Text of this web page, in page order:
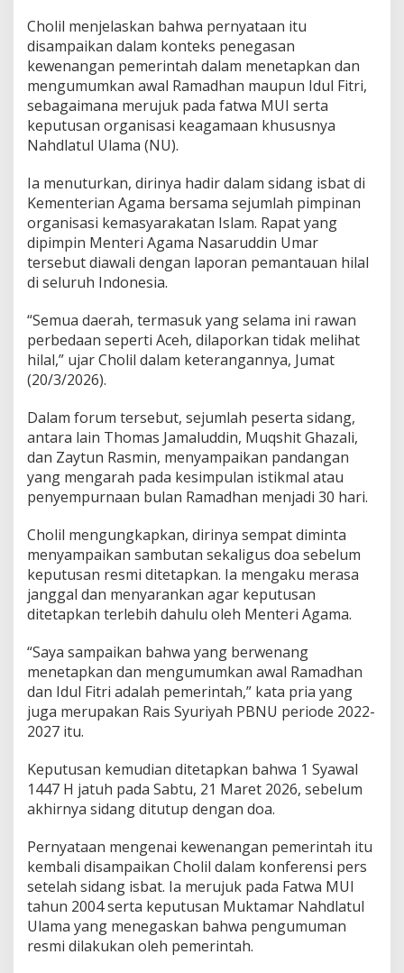
m
M
U
I
M
t
a
a
d
a
n
i
K
l
f
i
k
a
s
i
Cholil menjelaskan bahwa pernyataan itu
disampaikan dalam konteks penegasan
kewenangan pemerintah dalam menetapkan dan
mengumumkan awal Ramadhan maupun Idul Fitri,
sebagaimana merujuk pada fatwa MUI serta
keputusan organisasi keagamaan khususnya
Nahdlatul Ulama (NU).
Ia menuturkan, dirinya hadir dalam sidang isbat di
Kementerian Agama bersama sejumlah pimpinan
organisasi kemasyarakatan Islam. Rapat yang
dipimpin Menteri Agama Nasaruddin Umar
tersebut diawali dengan laporan pemantauan hilal
di seluruh Indonesia.
“Semua daerah, termasuk yang selama ini rawan
perbedaan seperti Aceh, dilaporkan tidak melihat
hilal,” ujar Cholil dalam keterangannya, Jumat
(20/3/2026).
Dalam forum tersebut, sejumlah peserta sidang,
antara lain Thomas Jamaluddin, Muqshit Ghazali,
dan Zaytun Rasmin, menyampaikan pandangan
yang mengarah pada kesimpulan istikmal atau
penyempurnaan bulan Ramadhan menjadi 30 hari.
Cholil mengungkapkan, dirinya sempat diminta
menyampaikan sambutan sekaligus doa sebelum
keputusan resmi ditetapkan. Ia mengaku merasa
janggal dan menyarankan agar keputusan
ditetapkan terlebih dahulu oleh Menteri Agama.
“Saya sampaikan bahwa yang berwenang
menetapkan dan mengumumkan awal Ramadhan
dan Idul Fitri adalah pemerintah,” kata pria yang
juga merupakan Rais Syuriyah PBNU periode 2022-
2027 itu.
Keputusan kemudian ditetapkan bahwa 1 Syawal
1447 H jatuh pada Sabtu, 21 Maret 2026, sebelum
akhirnya sidang ditutup dengan doa.
Pernyataan mengenai kewenangan pemerintah itu
kembali disampaikan Cholil dalam konferensi pers
setelah sidang isbat. Ia merujuk pada Fatwa MUI
tahun 2004 serta keputusan Muktamar Nahdlatul
Ulama yang menegaskan bahwa pengumuman
resmi dilakukan oleh pemerintah.